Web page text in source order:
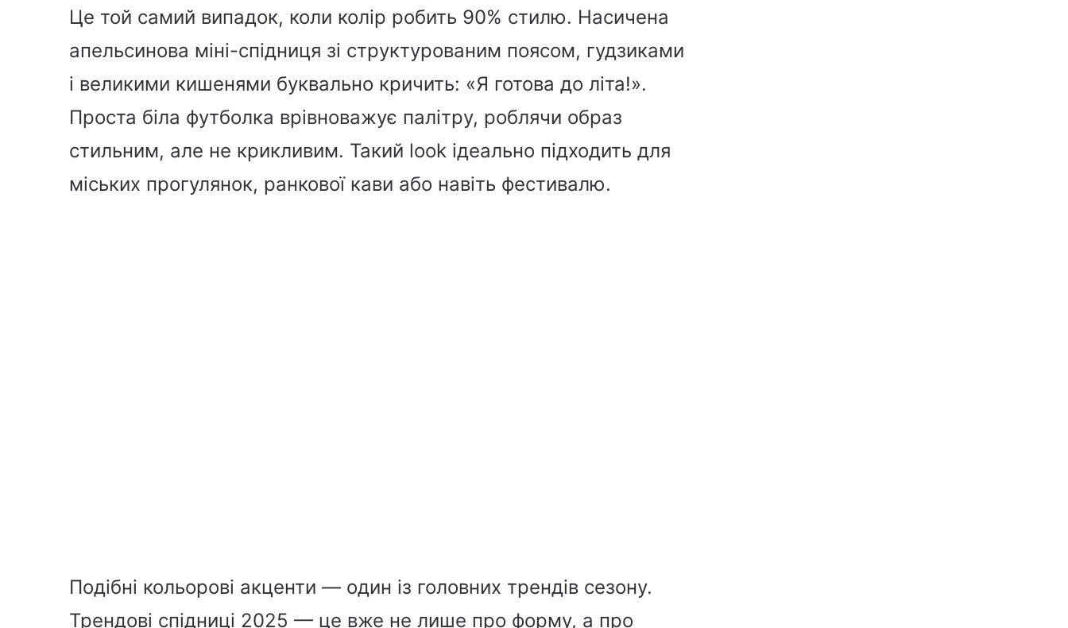
Це той самий випадок, коли колір робить 90% стилю. Насичена
апельсинова міні-спідниця зі структурованим поясом, гудзиками
і великими кишенями буквально кричить: «Я готова до літа!».
Проста біла футболка врівноважує палітру, роблячи образ
стильним, але не крикливим. Такий look ідеально підходить для
міських прогулянок, ранкової кави або навіть фестивалю.
Подібні кольорові акценти — один із головних трендів сезону.
Трендові спідниці 2025 — це вже не лише про форму, а про